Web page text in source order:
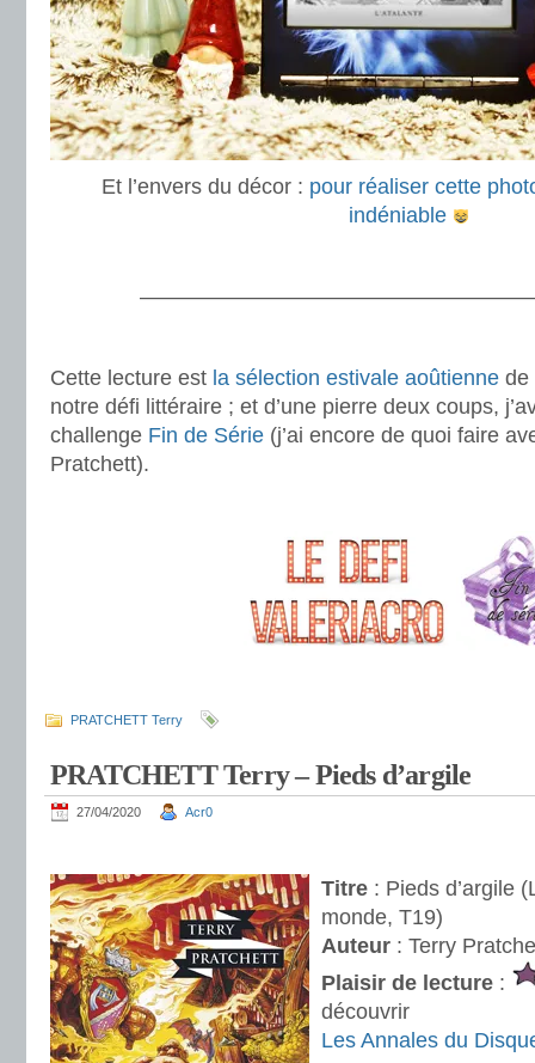
Et l’envers du décor : pour réaliser cette
indéniable
Cette lecture est la sélection estivale aoûtienne de
notre défi littéraire ; et d’une pierre deux coups,
challenge Fin de Série (j’ai encore de quoi faire
Pratchett).
PRATCHETT Terry
PRATCHETT Terry – Pieds d’argile
27/04/2020 Acr0
Titre : Pieds d’argile
monde, T19)
Auteur : Terry
Plaisir de lecture :
découvrir
Les Annales du